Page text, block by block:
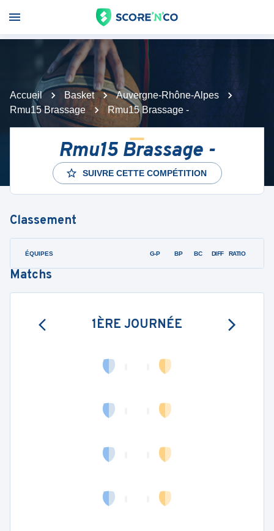
Accueil Basket
Auvergne-Rhône-Alpes
Rmu15 Brassage
Rmu15 Brassage -
Rmu15 Brassage -
SUIVRE CETTE COMPÉTITION
Classement
ÉQUIPES G-P BP BC DIFF RATIO
Matchs
1ÈRE JOURNÉE